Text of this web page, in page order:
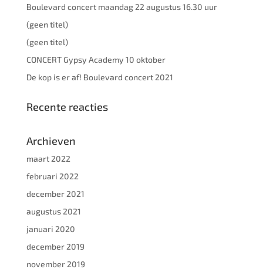
Boulevard concert maandag 22 augustus 16.30 uur
(geen titel)
(geen titel)
CONCERT Gypsy Academy 10 oktober
De kop is er af! Boulevard concert 2021
Recente reacties
Archieven
maart 2022
februari 2022
december 2021
augustus 2021
januari 2020
december 2019
november 2019